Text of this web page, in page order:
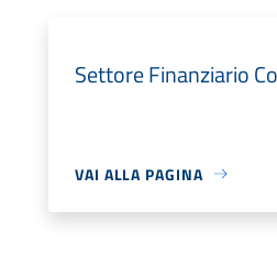
Settore Finanziario
VAI ALLA PAGINA